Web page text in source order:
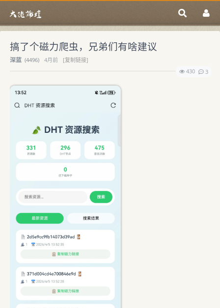
搞了个磁力爬虫，兄弟们有啥建议
深蓝 (4496) 4月前
[复制链接]
430
3